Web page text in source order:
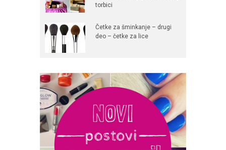
torbici
Četke za šminkanje – drugi
deo – četke za lice